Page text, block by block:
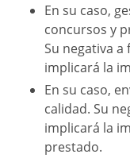
En su caso,
concursos y
Su negativa
implicará la
En su caso,
calidad. Su
implicará la
prestado.